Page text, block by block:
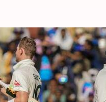
டெஸ்ட்
17, 2023 09:13 am